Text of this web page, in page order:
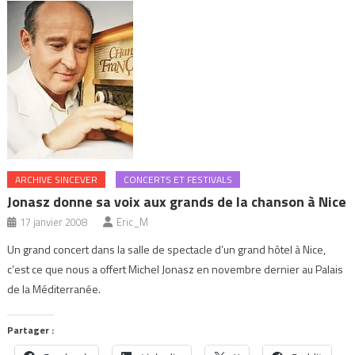
ARCHIVE SINCEVER CONCERTS ET FESTIVALS
Jonasz donne sa voix aux grands de la chanson à Nice
17 janvier 2008 Eric_M
Un grand concert dans la salle de spectacle d’un grand hôtel à Nice,
c’est ce que nous a offert Michel Jonasz en novembre dernier au Palais
de la Méditerranée.
Partager :